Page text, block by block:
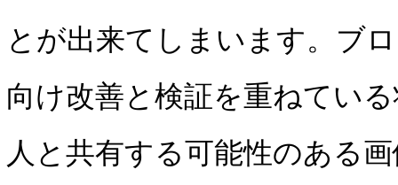
とが出来てしまいます。ブ
向け改善と検証を重ねてい
人と共有する可能性のある